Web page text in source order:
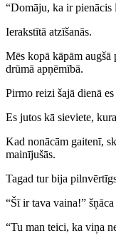
“Domāju, ka ir pienācis
Ierakstītā atzīšanās.
Mēs kopā kāpām
drūmā apņēmībā.
Pirmo reizi šajā dienā
Es jutos kā sieviete,
Kad nonācām gaitenī,
mainījušās.
Tagad tur bija
“Šī ir tava vaina!”
“Tu man teici, ka viņa